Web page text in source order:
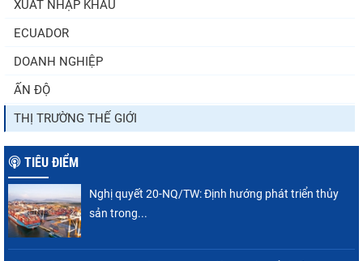
XUẤT NHẬP KHẨU
ECUADOR
DOANH NGHIỆP
ẤN ĐỘ
THỊ TRƯỜNG THẾ GIỚI
TIÊU ĐIỂM
Nghị quyết 20-NQ/TW: Định hướng phát triển thủy
sản trong...